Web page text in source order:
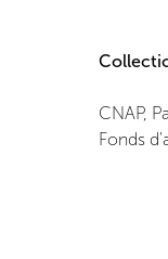
CNAP,
Fonds